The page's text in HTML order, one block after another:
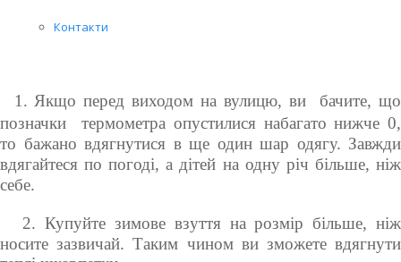
Контакти
1. Якщо перед виходом на вулицю, ви бачите, що
позначки термометра опустилися набагато нижче 0,
то бажано вдягнутися в ще один шар одягу. Завжди
вдягайтеся по погоді, а дітей на одну річ більше, ніж
себе.
2. Купуйте зимове взуття на розмір більше, ніж
носите зазвичай. Таким чином ви зможете вдягнути